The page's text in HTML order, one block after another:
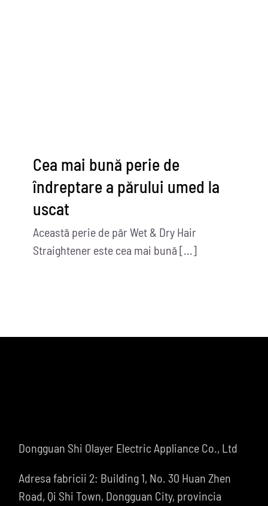
Cea mai bună perie de
îndreptare a părului umed la
uscat
Această perie de păr Wet & Dry Hair
Straightener este cea mai bună [...]
Dongguan Shi Olayer Electric Appliance Co., Ltd
Adresa fabricii 2: Building 1, No. 30 Huan Zhen
Road, Qi Shi Town, Dongguan City, provincia